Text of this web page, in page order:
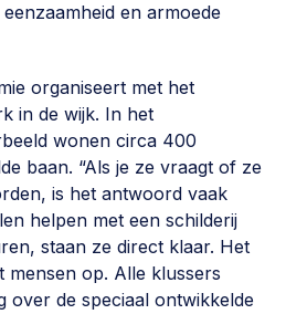
en armoede
organiseert met het
in de wijk. In het
wonen circa 400
baan. “Als je ze vraagt of ze
is het antwoord vaak
helpen met een schilderij
staan ze direct klaar. Het
mensen op. Alle klussers
over de speciaal ontwikkelde